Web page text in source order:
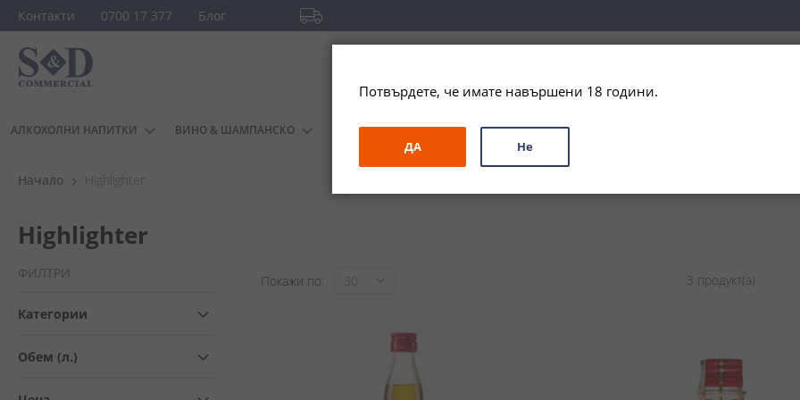
Контакти 0700 17 377 Блог
Прескачане
съдържанието
АЛКОХОЛНИ НАПИТКИ ВИНО & ШАМПАНСКО ДРУГИ ЗА ПОДАРЪК ПРОМО СПЕЦИАЛНИ ПРЕДЛОЖЕНИЯ
Начало Highlighter
Highlighter
Покажи по 3 продукт(а)
ФИЛТРИ
Категории
Обем (л.)
Потвърдете, че имате навършени 18 години.
ДА Не